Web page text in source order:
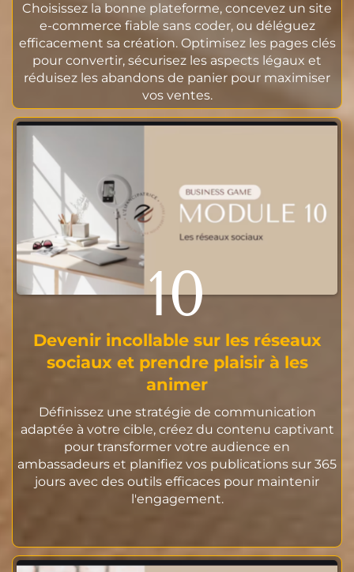
Choisissez la bonne plateforme, concevez un site
e-commerce fiable sans coder, ou déléguez
efficacement sa création. Optimisez les pages clés
pour convertir, sécurisez les aspects légaux et
réduisez les abandons de panier pour maximiser
vos ventes.
10
Devenir incollable sur les réseaux
sociaux et prendre plaisir à les
animer
Définissez une stratégie de communication
adaptée à votre cible, créez du contenu captivant
pour transformer votre audience en
ambassadeurs et planifiez vos publications sur 365
jours avec des outils efficaces pour maintenir
l'engagement.